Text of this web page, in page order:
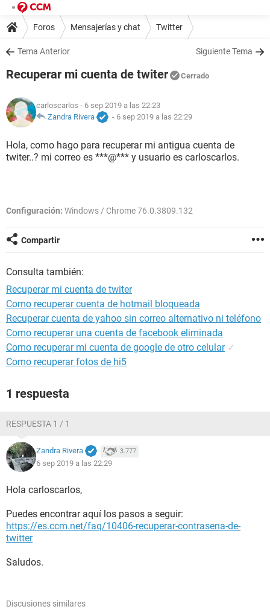
Foros Mensajerías y chat Twitter
Tema Anterior Siguiente Tema
Recuperar mi cuenta de twiter Cerrado
carloscarlos - 6 sep 2019 a las 22:23
Zandra Rivera
- 6 sep 2019 a las 22:29
Hola, como hago para recuperar mi antigua cuenta de
twiter..? mi correo es ***@*** y usuario es carloscarlos.
Configuración: Windows / Chrome 76.0.3809.132
Compartir
Consulta también:
Recuperar mi cuenta de twiter
Como recuperar cuenta de hotmail bloqueada
Recuperar cuenta de yahoo sin correo alternativo ni teléfono
Como recuperar una cuenta de facebook eliminada
Como recuperar mi cuenta de google de otro celular ✓
Como recuperar fotos de hi5
1 respuesta
RESPUESTA 1 / 1
Zandra Rivera 3.777
6 sep 2019 a las 22:29
Hola carloscarlos,
Puedes encontrar aquí los pasos a seguir:
https://es.ccm.net/faq/10406-recuperar-contrasena-de-
twitter
Saludos.
Discusiones similares